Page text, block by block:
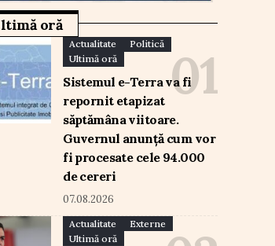
oră
Actualitate
Politică
Ultimă oră
Sistemul e-Terra va fi
repornit etapizat
săptămâna viitoare.
Guvernul anunță cum vor
fi procesate cele 94.000
de cereri
07.08.2026
Actualitate
Externe
Ultimă oră